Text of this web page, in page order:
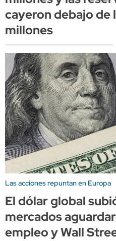
cayeron debajo de
millones
Las acciones repuntan en Europa
El dólar global
mercados
empleo y Wall